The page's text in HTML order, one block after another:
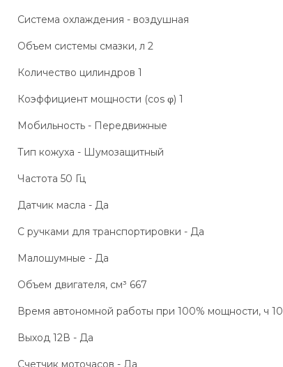
Система охлаждения - воздушная
Объем системы смазки, л 2
Количество цилиндров 1
Коэффициент мощности (cos φ) 1
Мобильность - Передвижные
Тип кожуха - Шумозащитный
Частота 50 Гц
Датчик масла - Да
С ручками для транспортировки - Да
Малошумные - Да
Объем двигателя, см³ 667
Время автономной работы при 100% мощности, ч 10
Выход 12В - Да
Счетчик моточасов - Да